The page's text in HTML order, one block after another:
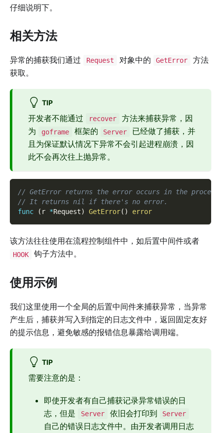
仔细说明下。
相关方法
异常的捕获我们通过 Request 对象中的 GetError
方法
获取。
TIP
开发者不能通过 recover
方法来捕获异常，因
为
goframe 框架的 Server
已经做了捕获，并
且为保证默认情况下异常不会引起进程崩溃，因
此不会再次往上抛异常。
// GetError returns the error occurs in the
// It returns nil if there's no error.
func
( r *Request) GetError( ) error
该方法往往使用在流程控制组件中，如后置中间件或者
HOOK 钩子方法中。
使用示例
我们这里使用一个全局的后置中间件来捕获异常，当异常
产生后，捕获并写入到指定的日志文件中，返回固定友好
的提示信息，避免敏感的报错信息暴露给调用端。
TIP
需要注意的是：
即使开发者有自己捕获记录异常错误的日
志，但是
Server 依旧会打印到 Server
自己的错误日志文件中。由开发者调用日志